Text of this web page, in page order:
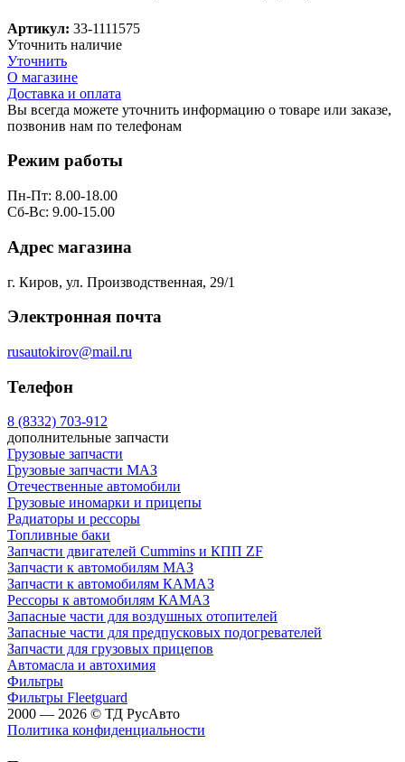
Артикул: 33-1111575
Уточнить наличие
Уточнить
О магазине
Доставка и оплата
Вы всегда можете уточнить информацию о товаре или заказе,
позвонив нам по телефонам
Режим работы
Пн-Пт: 8.00-18.00
Сб-Вс: 9.00-15.00
Адрес магазина
г. Киров, ул. Производственная, 29/1
Электронная почта
rusautokirov@mail.ru
Телефон
8 (8332) 703-912
дополнительные запчасти
Грузовые запчасти
Грузовые запчасти МАЗ
Отечественные автомобили
Грузовые иномарки и прицепы
Радиаторы и рессоры
Топливные баки
Запчасти двигателей Cummins и КПП ZF
Запчасти к автомобилям МАЗ
Запчасти к автомобилям КАМАЗ
Рессоры к автомобилям КАМАЗ
Запасные части для воздушных отопителей
Запасные части для предпусковых подогревателей
Запчасти для грузовых прицепов
Автомасла и автохимия
Фильтры
Фильтры Fleetguard
2000 — 2026 © ТД РусАвто
Политика конфиденциальности